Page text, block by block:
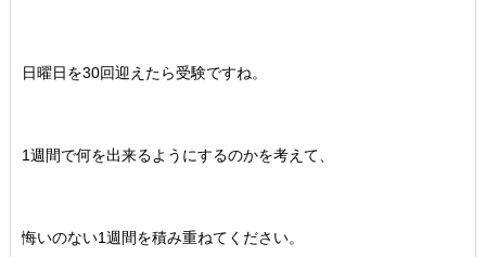
日曜日を30回迎えたら受験ですね。
1週間で何を出来るようにするのかを考えて、
悔いのない1週間を積み重ねてください。